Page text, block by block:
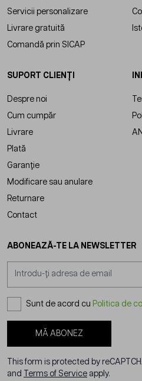
Servicii personalizare
Livrare gratuită
Comandă prin SICAP
SUPORT CLIENȚI
Despre noi
Cum cumpăr
Livrare
Plată
Garanție
Modificare sau anulare
Returnare
Contact
ABONEAZĂ-TE LA NEWSLETTER
Sunt de acord cu Politica de
MĂ ABONEZ
This form is protected by
and
Terms of Service apply.